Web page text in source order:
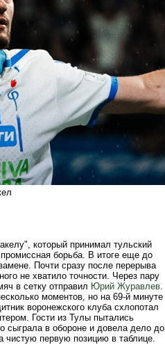
который принимал тульский
борьба. В итоге еще до
Почти сразу после перерыва
не хватило точности. Через пару
в сетку отправил Юрий Журавлев.
моментов, но на 69-й минуте
воронежского клуба схлопотал
Гости из Тулы пытались
сыграла в обороне и довела дело до
первую позицию в таблице.